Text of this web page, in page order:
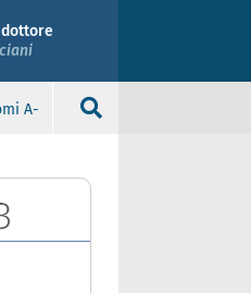
A-